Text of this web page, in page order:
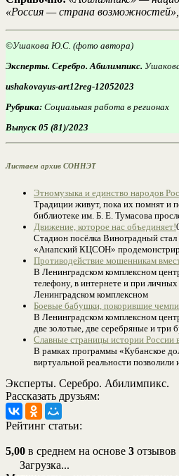
«Россия — страна
©Ушакова Ю.С. (фото автора)
Эксперты. Серебро. Абилимпикс.
ushakovayus-art12reg-12052023
Рубрика: Социальная работа в регионах
Выпуск 05 (81)/2023
Листаем архив СОННЭТ
Этномузыка и единство народов
Традиции живут, пока их помнят и
библиотеке им. Б. Е. Тумасова
Движение, которое нас объединяет!
Стадион посёлка Виноградный
«Анапский КЦСОН»
Противодействие мошенникам
В Ленинградском комплексном
телефону, в интернете и при
Ленинградском комплексном
Боевые бабушки, покорившие
В Ленинградском комплексном
две золотые, две серебряные и
Славные страницы истории России
В рамках программы «Кубанское
виртуальной реальности
Эксперты. Серебро. Абилимпикс.
Рассказать друзьям:
Рейтинг статьи:
5,00 в среднем на основе 3 отзывов
Загрузка...